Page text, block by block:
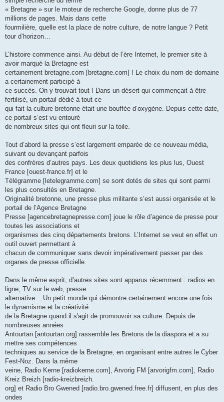
« Bretagne » sur le moteur de recherche Google, donne plus de 77
millions de pages. Mais dans cette
fourmilière, quelle est la place de notre culture, de notre langue ? Petit
tour d’horizon…
L’histoire commence ainsi. Au début de l’ère Internet, le premier site à
avoir marqué la Bretagne est
certainement bretagne.com [bretagne.com] ! Le choix du nom de domaine
a certainement participé à
ce succès. On y trouvait tout ! Dans un désert qui commençait à être
fertilisé, un portail dédié à tout ce
qui fait la culture bretonne était une bouffée d’oxygène. Depuis cette date,
ce portail s’est vu entouré
de nombreux sites qui ont fleuri sur la toile.
Tout d’abord la presse s’est largement emparée de ce nouveau média,
suivant ou devançant parfois
des confrères d’autres pays. Les deux quotidiens les plus lus, Ouest
France [ouest-france.fr] et le
Télégramme [letelegramme.com] se sont dotés de sites qui sont parmi
les plus consultés en Bretagne.
Originalité bretonne, une presse plus militante s’est aussi organisée et le
portail de l’Agence Bretagne
Presse [agencebretagnepresse.com] joue le rôle d’agence de presse pour
toutes les associations et
organismes des cinq départements bretons. L’Internet se veut en effet un
outil ouvert permettant à
chacun de communiquer sans devoir impérativement passer par des
organes de presse officielle.
Dans le même esprit, d’autres sites sont apparus récemment : radios en
ligne, TV sur le web, presse
alternative... Un petit monde qui démontre certainement encore une fois
le dynamisme et la créativité
de la Bretagne quand il s'agit de promouvoir sa culture. Depuis de
nombreuses années
Antourtan [antourtan.org] rassemble les Bretons de la diaspora et a su
mettre ses compétences
techniques au service de la Bretagne, en organisant entre autres le Cyber
Fest-Noz. Dans la même
veine, Radio Kerne [radiokerne.com], Arvorig FM [arvorigfm.com], Radio
Kreiz Breizh [radio-kreizbreizh.
org] et Radio Bro Gwened [radio.bro.gwened.free.fr] diffusent, en plus des
ondes